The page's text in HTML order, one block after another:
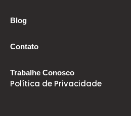
Blog
Contato
Trabalhe Conosco
Política de Privacidade